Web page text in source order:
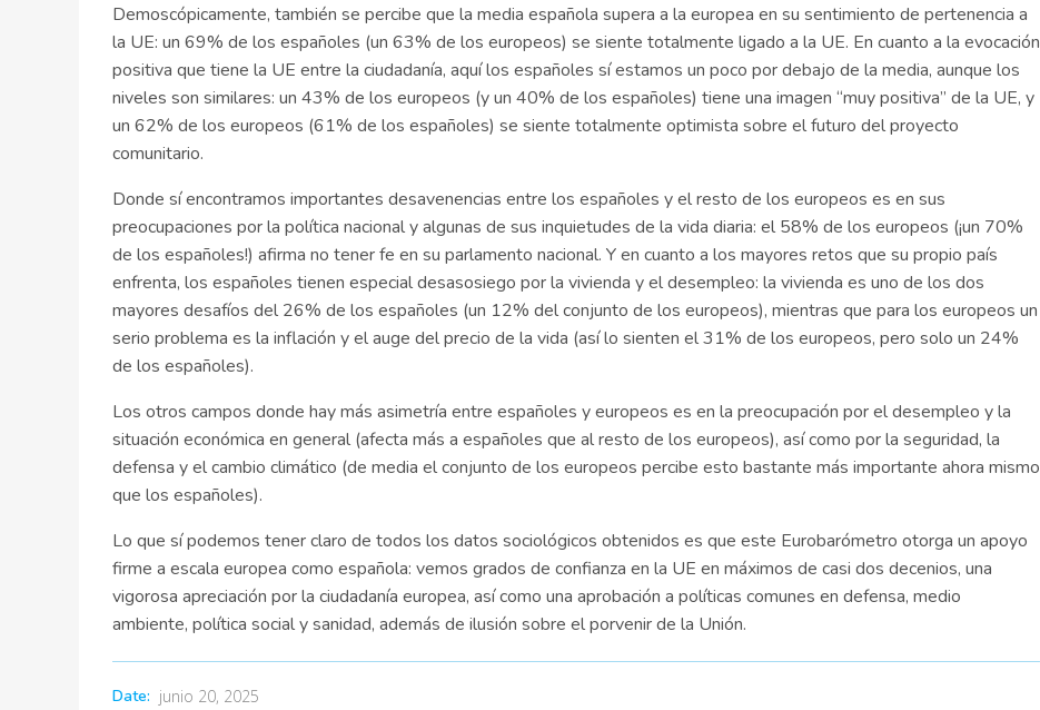
Demoscópicamente, también se percibe que la media española supera a la europea en su sentimiento de pertenencia a
la UE: un 69% de los españoles (un 63% de los europeos) se siente totalmente ligado a la UE. En cuanto a la evocación
positiva que tiene la UE entre la ciudadanía, aquí los españoles sí estamos un poco por debajo de la media, aunque los
niveles son similares: un 43% de los europeos (y un 40% de los españoles) tiene una imagen “muy positiva” de la UE, y
un 62% de los europeos (61% de los españoles) se siente totalmente optimista sobre el futuro del proyecto
comunitario.
Donde sí encontramos importantes desavenencias entre los españoles y el resto de los europeos es en sus
preocupaciones por la política nacional y algunas de sus inquietudes de la vida diaria: el 58% de los europeos (¡un 70%
de los españoles!) afirma no tener fe en su parlamento nacional. Y en cuanto a los mayores retos que su propio país
enfrenta, los españoles tienen especial desasosiego por la vivienda y el desempleo: la vivienda es uno de los dos
mayores desafíos del 26% de los españoles (un 12% del conjunto de los europeos), mientras que para los europeos un
serio problema es la inflación y el auge del precio de la vida (así lo sienten el 31% de los europeos, pero solo un 24%
de los españoles).
Los otros campos donde hay más asimetría entre españoles y europeos es en la preocupación por el desempleo y la
situación económica en general (afecta más a españoles que al resto de los europeos), así como por la seguridad, la
defensa y el cambio climático (de media el conjunto de los europeos percibe esto bastante más importante ahora mismo
que los españoles).
Lo que sí podemos tener claro de todos los datos sociológicos obtenidos es que este Eurobarómetro otorga un apoyo
firme a escala europea como española: vemos grados de confianza en la UE en máximos de casi dos decenios, una
vigorosa apreciación por la ciudadanía europea, así como una aprobación a políticas comunes en defensa, medio
ambiente, política social y sanidad, además de ilusión sobre el porvenir de la Unión.
Date: junio 20, 2025